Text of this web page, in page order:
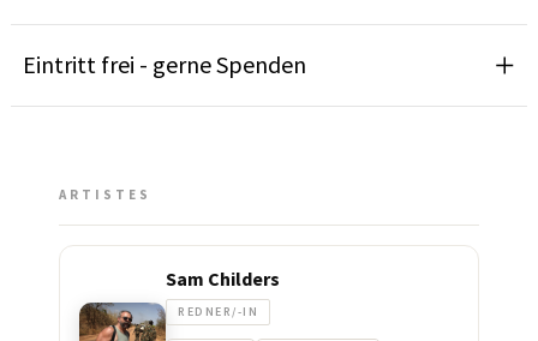
Eintritt frei - gerne Spenden
ARTISTES
Sam Childers
REDNER/-IN